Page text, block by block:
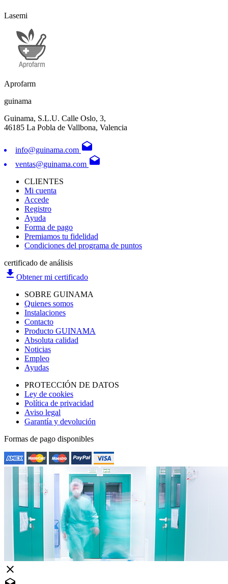
Lasemi
Aprofarm
guinama
Guinama, S.L.U. Calle Oslo, 3,
46185 La Pobla de Vallbona, Valencia
info@guinama.com drafts
ventas@guinama.com drafts
CLIENTES
Mi cuenta
Accede
Registro
Ayuda
Forma de pago
Premiamos tu fidelidad
Condiciones del programa de puntos
certificado de análisis
file_download Obtener mi certificado
SOBRE GUINAMA
Quienes somos
Instalaciones
Contacto
Producto GUINAMA
Absoluta calidad
Noticias
Empleo
Ayudas
PROTECCIÓN DE DATOS
Ley de cookies
Política de privacidad
Aviso legal
Garantía y devolución
Formas de pago disponibles
close